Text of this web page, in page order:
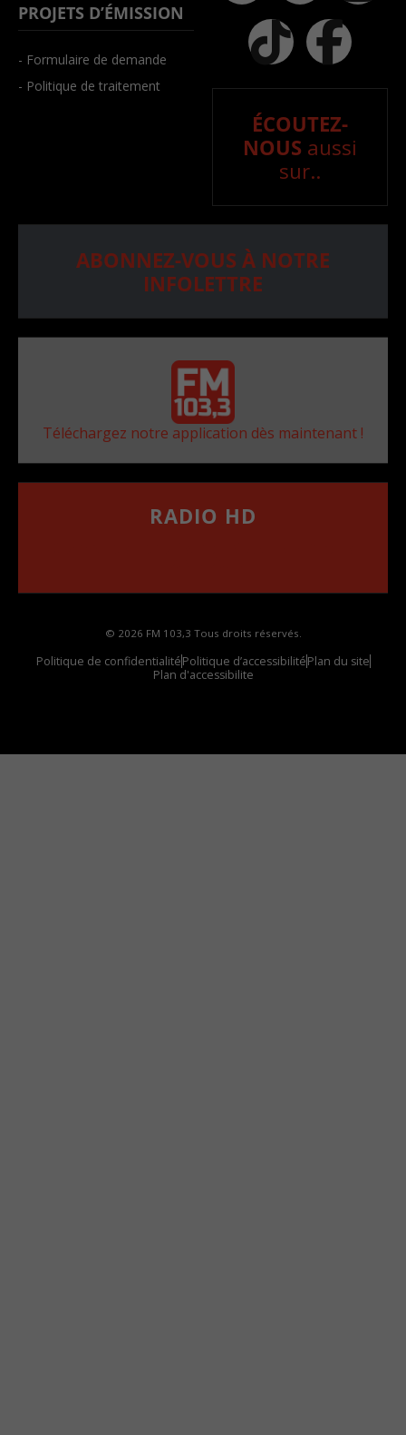
PROJETS D’ÉMISSION
- Formulaire de demande
- Politique de traitement
ÉCOUTEZ-
NOUS aussi
sur..
ABONNEZ-VOUS À NOTRE
INFOLETTRE
Téléchargez notre application dès maintenant !
RADIO HD
© 2026 FM 103,3 Tous droits réservés.
Politique de confidentialitéPolitique d’accessibilitéPlan du site
Plan d'accessibilite